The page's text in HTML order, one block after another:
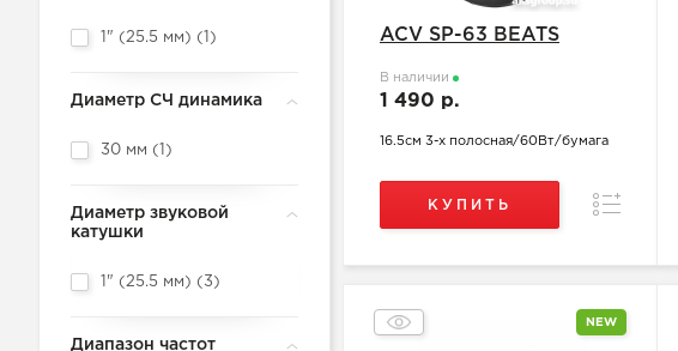
1" (25.5 мм) ( )
Диаметр СЧ динамика
30 мм ( )
Диаметр звуковой
катушки
1" (25.5 мм) ( 3)
Диапазон частот
ACV SP-63 BEATS
В наличии
1 490 р.
16.5см 3-х полосная/60Вт/бумага
КУПИТЬ Сравнение
NEW